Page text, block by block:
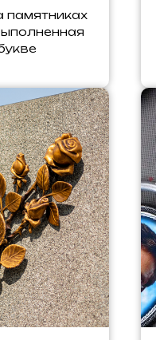
памятниках